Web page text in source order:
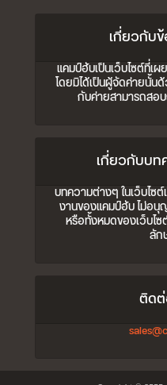
เกี่ยวกับ
แคมป์ฮับเป็นเว็บไซต์ที่เ
โดยมิได้เป็นผู้จัดค่ายนั้น
กับค่ายสามารถสอ
เกี่ยวกับบ
บทความต่างๆ ในเว็บไซ
งานของแคมป์ฮับ ไม่อ
หรือทั้งหมดของเว็บไ
ลั
ติด